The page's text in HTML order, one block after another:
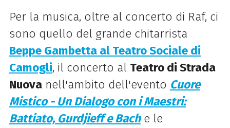
Per la musica, oltre al concerto di Raf, ci
sono quello del grande chitarrista
Beppe Gambetta al Teatro Sociale di
Camogli, il concerto al Teatro di Strada
Nuovanell'ambito dell'evento Cuore
Mistico - Un Dialogo con i Maestri:
Battiato, Gurdjieff e Bache le